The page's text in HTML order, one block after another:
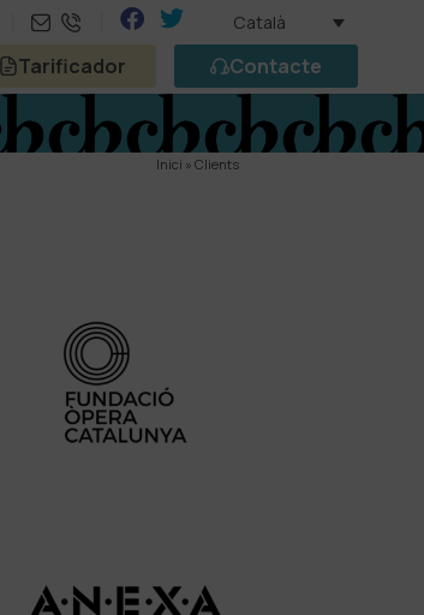
Català
Tarificador Contacte
Inici » Clients